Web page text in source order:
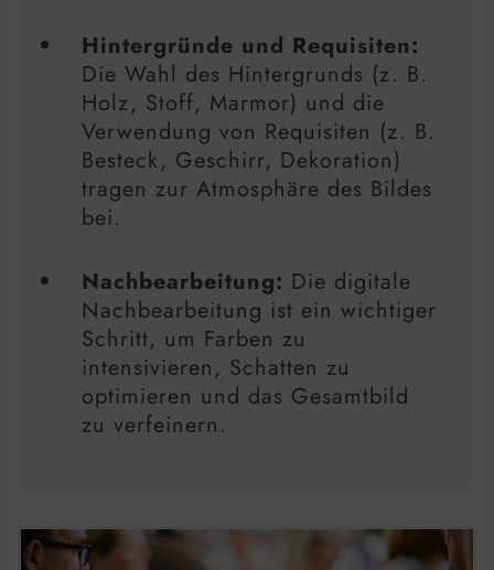
Hintergründe und Requisiten:
Die Wahl des Hintergrunds (z. B.
Holz, Stoff, Marmor) und die
Verwendung von Requisiten (z. B.
Besteck, Geschirr, Dekoration)
tragen zur Atmosphäre des Bildes
bei.
Nachbearbeitung: Die digitale
Nachbearbeitung ist ein wichtiger
Schritt, um Farben zu
intensivieren, Schatten zu
optimieren und das Gesamtbild
zu verfeinern.